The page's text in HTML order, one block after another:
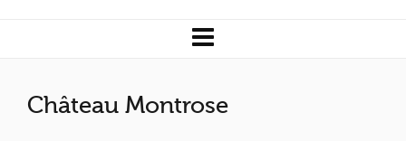
Château Montrose